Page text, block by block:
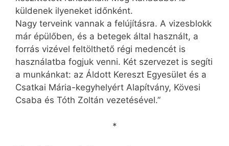
küldenek ilyeneket időnként.
Nagy terveink vannak a felújításra. A vizesblokk
már épülőben, és a betegek által használt, a
forrás vizével feltölthető régi medencét is
használatba fogjuk venni. Két szervezet is segíti
a munkánkat: az Áldott Kereszt Egyesület és a
Csatkai Mária-kegyhelyért Alapítvány, Kövesi
Csaba és Tóth Zoltán vezetésével.”
*